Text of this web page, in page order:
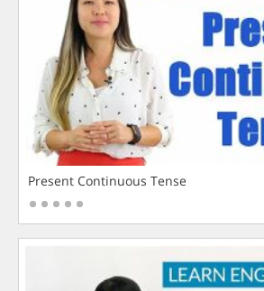
Present Continuous Tense